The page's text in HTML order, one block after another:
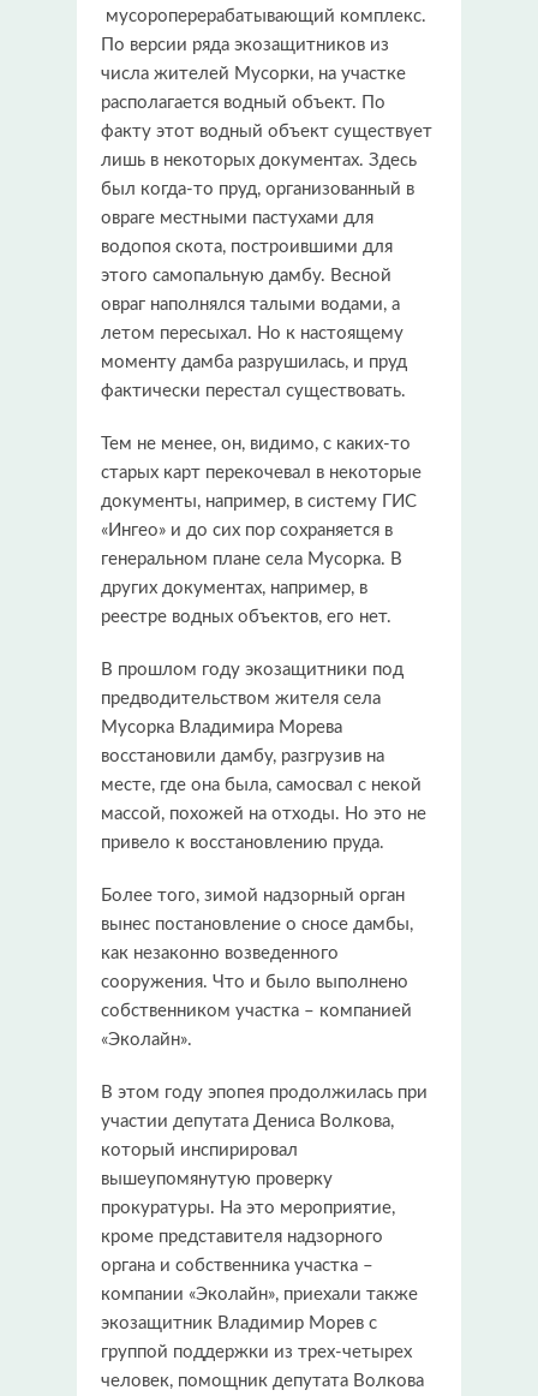
мусороперерабатывающий комплекс.
По версии ряда экозащитников из
числа жителей Мусорки, на участке
располагается водный объект. По
факту этот водный объект существует
лишь в некоторых документах. Здесь
был когда-то пруд, организованный в
овраге местными пастухами для
водопоя скота, построившими для
этого самопальную дамбу. Весной
овраг наполнялся талыми водами, а
летом пересыхал. Но к настоящему
моменту дамба разрушилась, и пруд
фактически перестал существовать.
Тем не менее, он, видимо, с каких-то
старых карт перекочевал в некоторые
документы, например, в систему ГИС
«Ингео» и до сих пор сохраняется в
генеральном плане села Мусорка. В
других документах, например, в
реестре водных объектов, его нет.
В прошлом году экозащитники под
предводительством жителя села
Мусорка Владимира Морева
восстановили дамбу, разгрузив на
месте, где она была, самосвал с некой
массой, похожей на отходы. Но это не
привело к восстановлению пруда.
Более того, зимой надзорный орган
вынес постановление о сносе дамбы,
как незаконно возведенного
сооружения. Что и было выполнено
собственником участка – компанией
«Эколайн».
В этом году эпопея продолжилась при
участии депутата Дениса Волкова,
который инспирировал
вышеупомянутую проверку
прокуратуры. На это мероприятие,
кроме представителя надзорного
органа и собственника участка –
компании «Эколайн», приехали также
экозащитник Владимир Морев с
группой поддержки из трех-четырех
человек, помощник депутата Волкова